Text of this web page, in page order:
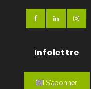
Infolettre
S'abonner